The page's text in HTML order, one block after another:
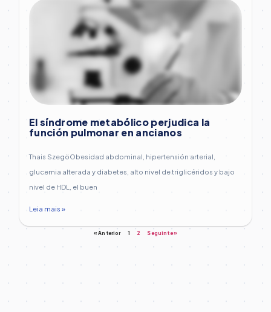
El síndrome metabólico perjudica la
función pulmonar en ancianos
Thais SzegöObesidad abdominal, hipertensión arterial,
glucemia alterada y diabetes, alto nivel de triglicéridos y bajo
nivel de HDL, el buen
Leia mais »
« Anterior 1 2 Seguinte »